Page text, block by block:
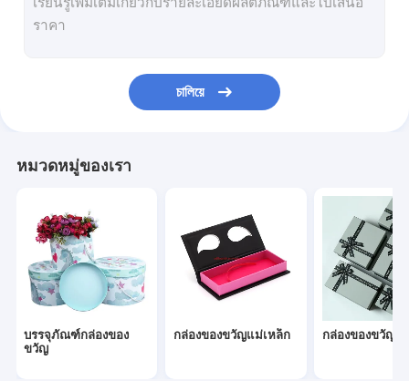
การบรรจุกระป๋องกระดาษ
กล่องเครื่องประดับกระดาษ
চালিয়ে
หมวดหมู่ของเรา
บรรจุภัณฑ์กล่องของ
ขวัญ
กล่องของขวัญแม่เหล็ก กล่องของขวัญพั